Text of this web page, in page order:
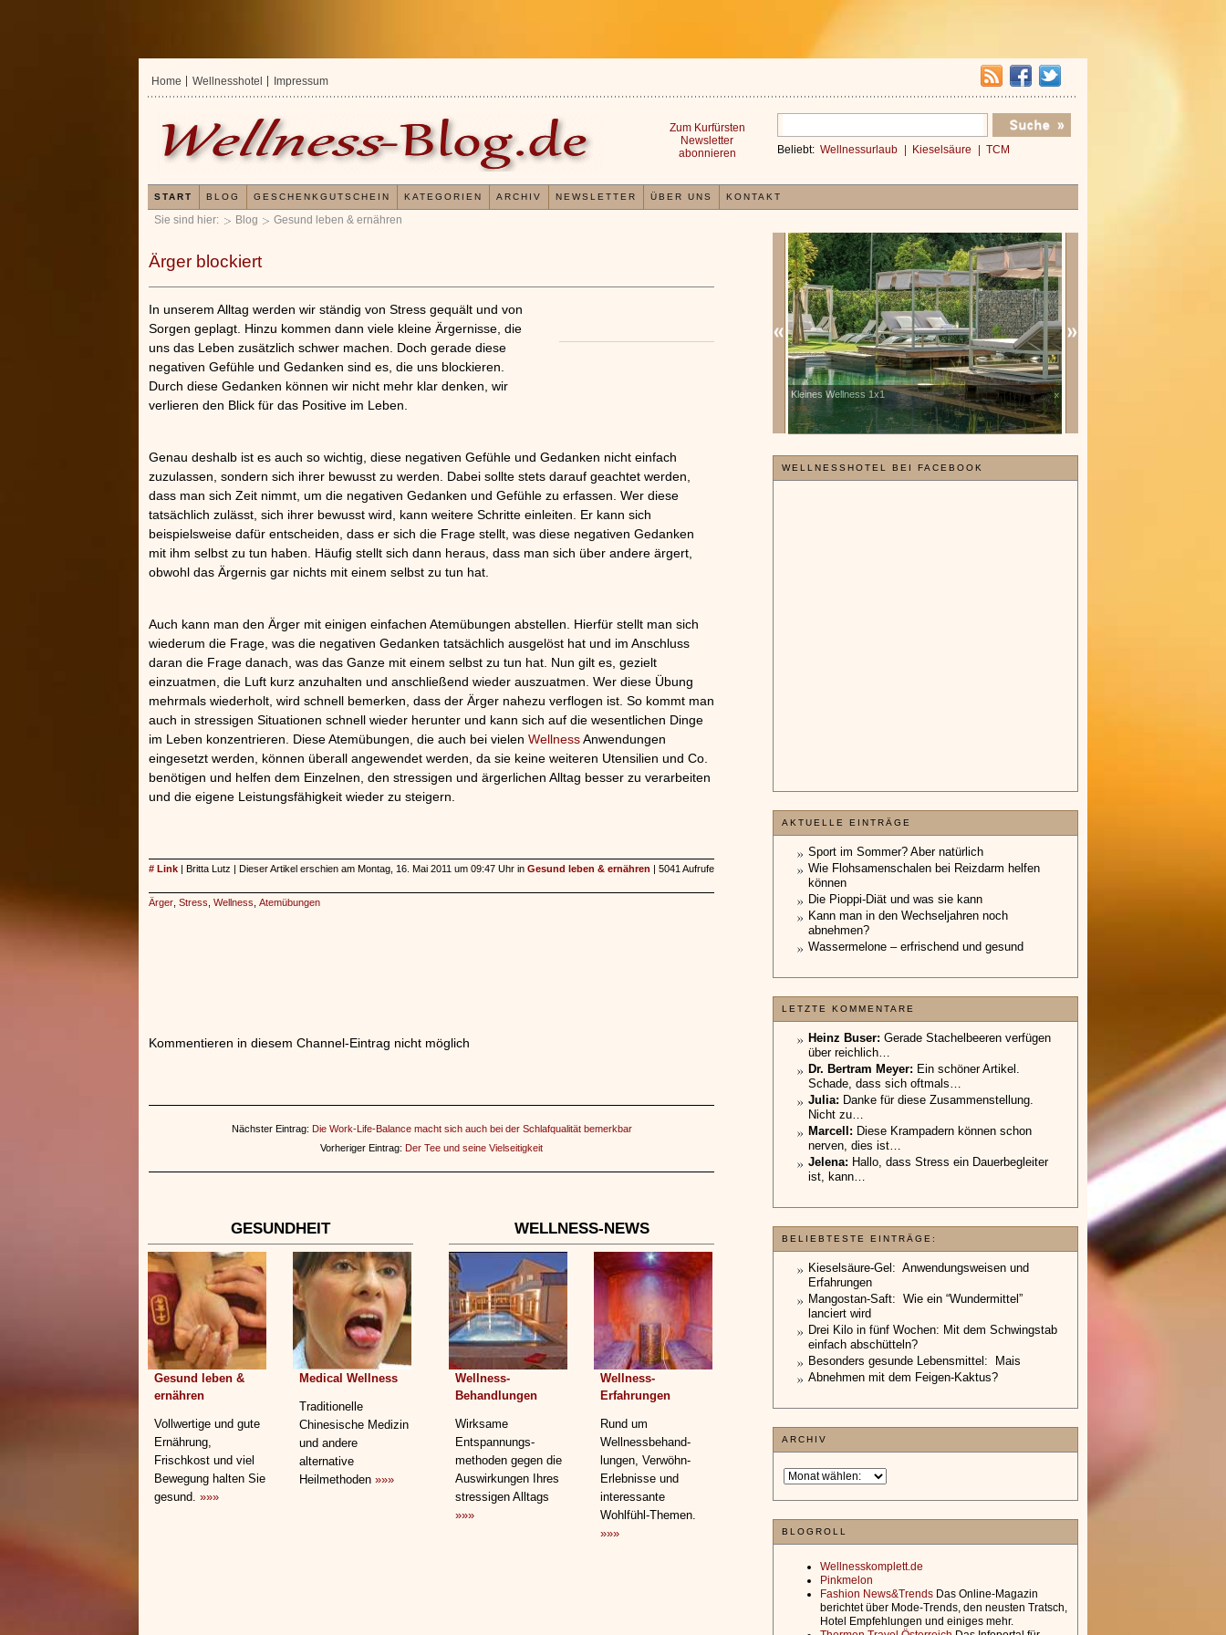
Sie sind hier: Blog Gesund leben & ernähren
Ärger blockiert
In unserem Alltag werden wir ständig von Stress gequält und von
Sorgen geplagt. Hinzu kommen dann viele kleine Ärgernisse, die
uns das Leben zusätzlich schwer machen. Doch gerade diese
negativen Gefühle und Gedanken sind es, die uns blockieren.
Durch diese Gedanken können wir nicht mehr klar denken, wir
verlieren den Blick für das Positive im Leben.
Genau deshalb ist es auch so wichtig, diese negativen Gefühle und Gedanken nicht einfach
zuzulassen, sondern sich ihrer bewusst zu werden. Dabei sollte stets darauf geachtet werden,
dass man sich Zeit nimmt, um die negativen Gedanken und Gefühle zu erfassen. Wer diese
tatsächlich zulässt, sich ihrer bewusst wird, kann weitere Schritte einleiten. Er kann sich
beispielsweise dafür entscheiden, dass er sich die Frage stellt, was diese negativen Gedanken
mit ihm selbst zu tun haben. Häufig stellt sich dann heraus, dass man sich über andere ärgert,
obwohl das Ärgernis gar nichts mit einem selbst zu tun hat.
Auch kann man den Ärger mit einigen einfachen Atemübungen abstellen. Hierfür stellt man sich
wiederum die Frage, was die negativen Gedanken tatsächlich ausgelöst hat und im Anschluss
daran die Frage danach, was das Ganze mit einem selbst zu tun hat. Nun gilt es, gezielt
einzuatmen, die Luft kurz anzuhalten und anschließend wieder auszuatmen. Wer diese Übung
mehrmals wiederholt, wird schnell bemerken, dass der Ärger nahezu verflogen ist. So kommt man
auch in stressigen Situationen schnell wieder herunter und kann sich auf die wesentlichen Dinge
im Leben konzentrieren. Diese Atemübungen, die auch bei vielen WellnessAnwendungen
eingesetzt werden, können überall angewendet werden, da sie keine weiteren Utensilien und Co.
benötigen und helfen dem Einzelnen, den stressigen und ärgerlichen Alltag besser zu verarbeiten
und die eigene Leistungsfähigkeit wieder zu steigern.
# Link | Britta Lutz | Dieser Artikel erschien am Montag, 16. Mai 2011 um 09:47 Uhr in Gesund leben & ernähren | 5041 Aufrufe
Ärger Stress Wellness Atemübungen
Kommentieren in diesem Channel-Eintrag nicht möglich
Nächster Eintrag: Die Work-Life-Balance macht sich auch bei der Schlafqualität bemerkbar
Vorheriger Eintrag: Der Tee und seine Vielseitigkeit
GESUNDHEIT
Gesund leben &
ernähren
Vollwertige und gute
Ernährung,
Frischkost und viel
Bewegung halten Sie
gesund. »»»
Medical Wellness
Traditionelle
Chinesische Medizin
und andere
alternative
Heilmethoden »»»
WELLNESS-NEWS
Wellness-
Behandlungen
Wirksame
Entspannungs­
methoden gegen die
Auswirkungen Ihres
stressigen Alltags
»»»
Wellness-
Erfahrungen
Rund um
Wellnessbehand­
lungen, Verwöhn-
Erlebnisse und
interessante
Wohlfühl-Themen.
»»»
Erfahrungen mit und Anwendungsweisen von
x
Kleines Wellness 1x1
»»»
WELLNESSHOTEL BEI FACEBOOK
AKTUELLE EINTRÄGE
Sport im Sommer? Aber natürlich
Wie Flohsamenschalen bei Reizdarm helfen
können
Die Pioppi-Diät und was sie kann
Kann man in den Wechseljahren noch
abnehmen?
Wassermelone – erfrischend und gesund
LETZTE KOMMENTARE
Heinz Buser: Gerade Stachelbeeren verfügen
über reichlich…
Dr. Bertram Meyer: Ein schöner Artikel.
Schade, dass sich oftmals…
Julia: Danke für diese Zusammenstellung.
Nicht zu…
Marcell: Diese Krampadern können schon
nerven, dies ist…
Jelena: Hallo, dass Stress ein Dauerbegleiter
ist, kann…
BELIEBTESTE EINTRÄGE:
Kieselsäure-Gel: Anwendungsweisen und
Erfahrungen
Mangostan-Saft: Wie ein “Wundermittel”
lanciert wird
Drei Kilo in fünf Wochen: Mit dem Schwingstab
einfach abschütteln?
Besonders gesunde Lebensmittel: Mais
Abnehmen mit dem Feigen-Kaktus?
ARCHIV
BLOGROLL
Wellnesskomplett.de
Pinkmelon
Fashion News&Trends Das Online-Magazin
berichtet über Mode-Trends, den neusten Tratsch,
Hotel Empfehlungen und einiges mehr.
Home Wellnesshotel Impressum
Beliebt: Wellnessurlaub Kieselsäure TCM
Zum Kurfürsten
Newsletter
abonnieren
START BLOG GESCHENKGUTSCHEIN KATEGORIEN ARCHIV NEWSLETTER ÜBER UNS KONTAKT